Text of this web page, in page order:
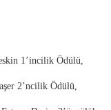
1’incilik Ödülü,
2’ncilik Ödülü,